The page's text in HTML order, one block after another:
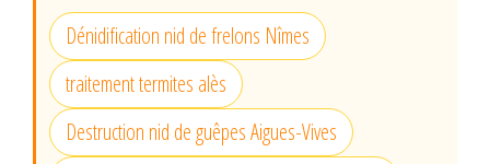
Dénidification nid de frelons Nîmes
traitement termites alès
Destruction nid de guêpes Aigues-Vives